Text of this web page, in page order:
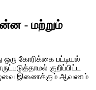
- மற்றும்
ஒரு கோரிக்கை பட்டியல்
குறிப்பிட்ட
இணைக்கும் ஆவணம்